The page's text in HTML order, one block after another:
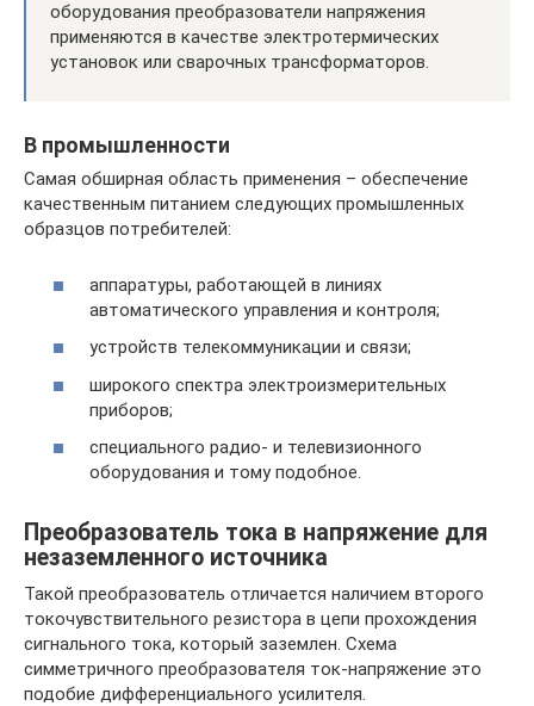
оборудования преобразователи напряжения
применяются в качестве электротермических
установок или сварочных трансформаторов.
В промышленности
Самая обширная область применения – обеспечение
качественным питанием следующих промышленных
образцов потребителей:
аппаратуры, работающей в линиях
автоматического управления и контроля;
устройств телекоммуникации и связи;
широкого спектра электроизмерительных
приборов;
специального радио- и телевизионного
оборудования и тому подобное.
Преобразователь тока в напряжение для
незаземленного источника
Такой преобразователь отличается наличием второго
токочувствительного резистора в цепи прохождения
сигнального тока, который заземлен. Схема
симметричного преобразователя ток-напряжение это
подобие дифференциального усилителя.